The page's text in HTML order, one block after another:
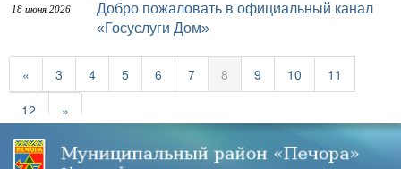
18 июня 2026
Добро пожаловать в официальный канал
«Госуслуги Дом»
« 3 4 5 6 7 8 9 10
11
12
»